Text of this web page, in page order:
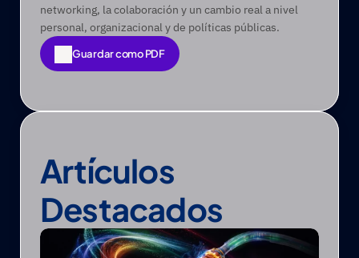
networking, la colaboración y un cambio real a nivel
personal, organizacional y de políticas públicas.
Guardar como PDF
Guardar como PDF
Artículos
Destacados